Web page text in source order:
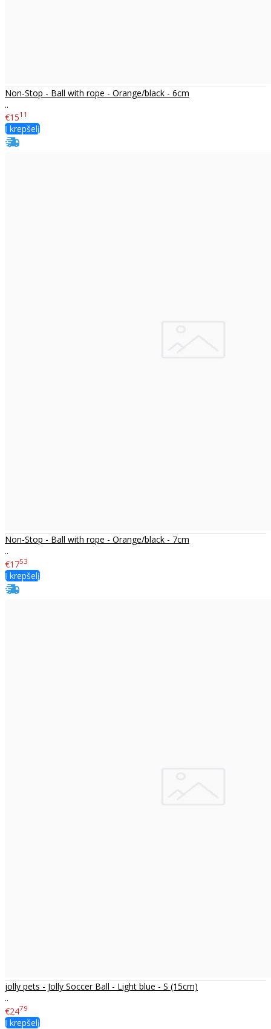
Non-Stop - Ball with rope - Orange/black - 6cm
..
€1511
Į krepšelį
Non-Stop - Ball with rope - Orange/black - 7cm
..
€1753
Į krepšelį
jolly pets - Jolly Soccer Ball - Light blue - S (15cm)
..
€2479
Į krepšelį